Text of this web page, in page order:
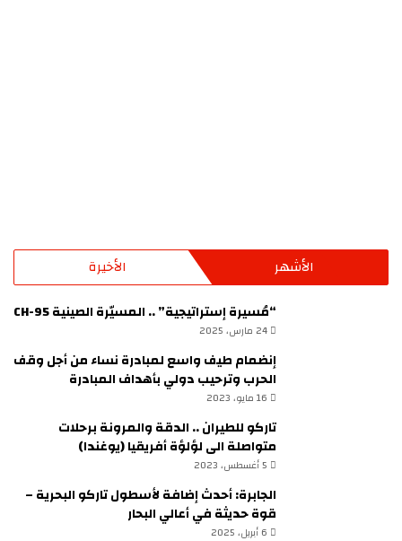
الأشهر الأخيرة
“مُسيرة إستراتيجية” .. المسيّرة الصينية CH-95
24 مارس، 2025
إنضمام طيف واسع لمبادرة نساء من أجل وقف
الحرب وترحيب دولي بأهداف المبادرة
16 مايو، 2023
تاركو للطيران .. الدقة والمرونة برحلات
متواصلة الى لؤلؤة أفريقيا (يوغندا)
5 أغسطس، 2023
الجابرة: أحدث إضافة لأسطول تاركو البحرية –
قوة حديثة في أعالي البحار
6 أبريل، 2025